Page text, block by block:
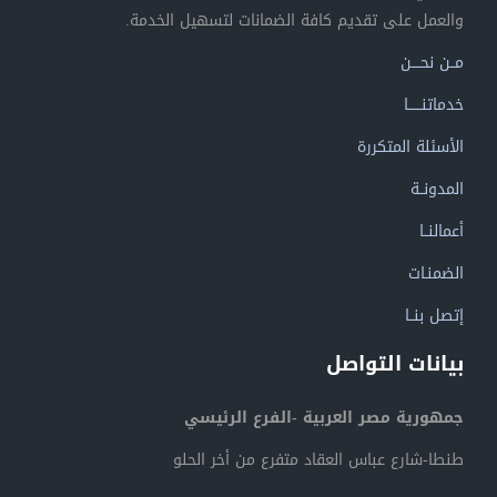
والعمل على تقديم كافة الضمانات لتسهيل الخدمة.
مــن نحــــن
خدماتنــــــا
الأسئلة المتكررة
المدونــة
أعمالنــا
الضمنـات
إتصل بنــا
بيانات التواصل
جمهورية مصر العربية -الفرع الرئيسي
طنطا-شارع عباس العقاد متفرع من أخر الحلو